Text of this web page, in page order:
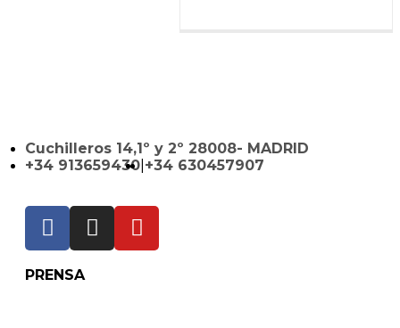
Cuchilleros 14,1º y 2º 28008- MADRID
+34 913659430 +34 630457907
PRENSA